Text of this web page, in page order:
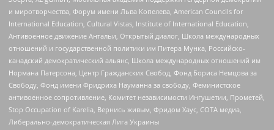
и миротворчества, Форум имени Льва Копелева, American Councils for
International Education, Cultural Vistas, Institute of International Education,
Антивоенное движение Антальи, Открытый диалог, Школа международных
отношений и государственной политики им Питера Мунка, Российско-
канадский демократический альянс, Школа международных отношений им
Нормана Патерсона, Центр Гражданских Свобод, Фонд Бориса Немцова за
Свободу, Фонд имени Фридриха Науманна за свободу, Феминистское
антивоенное сопротивление, Комитет независимости Ингушетии, Прометей,
Stop Occupation of Karelia, Вернись живым, Фридом Хаус, СОТА медиа,
Либерально-демократическая Лига Украины